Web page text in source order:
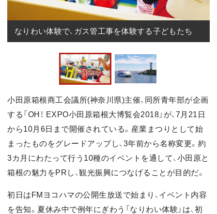
なりわい体験で、ガス管工事を体験する子どもたち
小田原箱根商工会議所(神奈川県)主催、同所青年部が企画
する「OH！ EXPO小田原箱根大博覧会2018」が、7月21日
から10月6日まで開催されている。産業まつりとして始
まったものをグレードアップし、3年前から名称変更。約
3カ月にわたって行う10種のイベントを通して、小田原と
箱根の魅力をPRし、観光振興につなげることが目的だ。
初日はFMヨコハマの公開生放送で始まり、イベント内容
を告知。夏休み中で例年にぎわう「なりわい体験」は、初